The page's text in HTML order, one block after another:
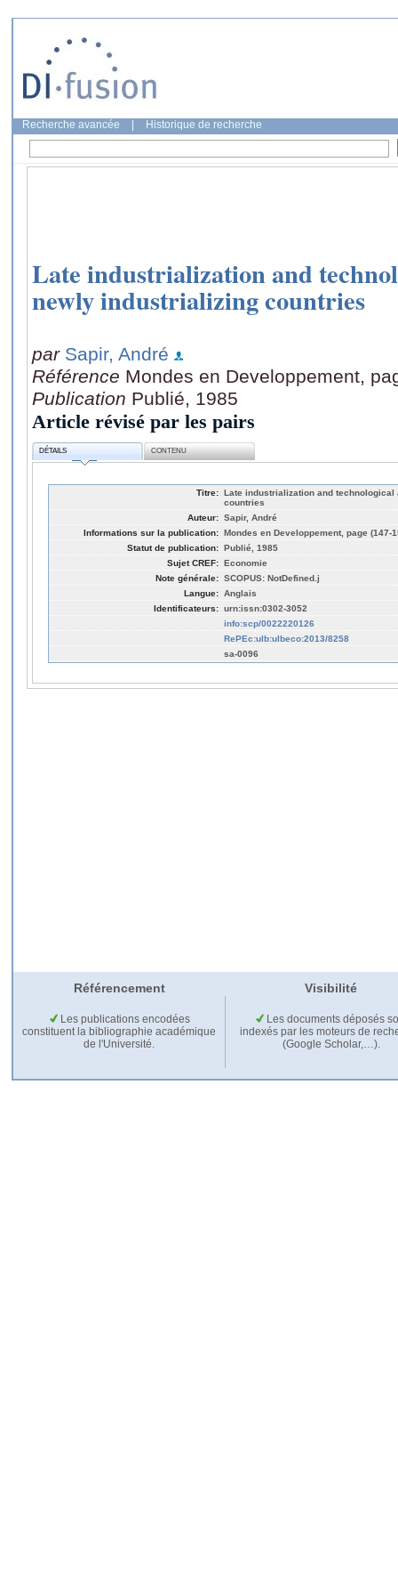
Recherche avancée Historique de recherche
Late industrialization and
newly industrializing countries
par Sapir, André
Référence Mondes en Developpement,
Publication Publié, 1985
Article révisé par les pairs
DÉTAILS CONTENU
Titre: Late industrialization and
countries
Auteur: Sapir, André
Informations sur la publication: Mondes en Developpement, page (147-
Statut de publication: Publié, 1985
Sujet CREF: Economie
Note générale: SCOPUS: NotDefined.j
Langue: Anglais
Identificateurs: urn:issn:0302-3052
info:scp/0022220126
RePEc:ulb:ulbeco:2013/8258
sa-0096
Référencement Visibilité
Les publications encodées
constituent la bibliographie académique
de l'Université.
Les documents déposés
indexés par les moteurs de
(Google Scholar,…).